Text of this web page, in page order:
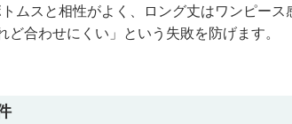
ムスと相性がよく、ロング丈はワンピース
合わせにくい」という失敗を防げます。